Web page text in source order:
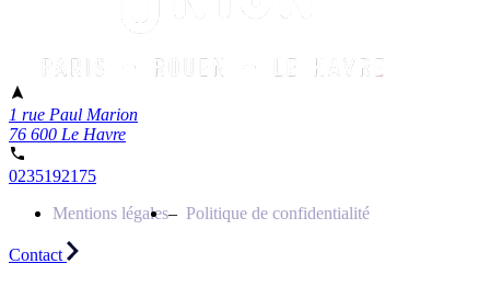
1 rue Paul Marion
76 600 Le Havre
0235192175
Mentions légales
Politique de confidentialité
Contact